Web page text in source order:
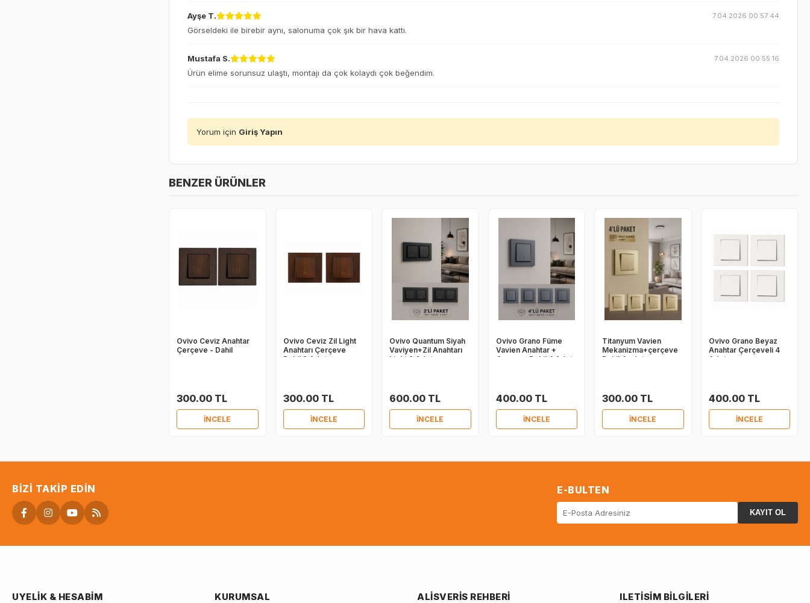
Ayşe T. 7.04.2026 00:57:44
Görseldeki ile birebir aynı, salonuma çok şık bir hava kattı.
Mustafa S. 7.04.2026 00:55:16
Ürün elime sorunsuz ulaştı, montajı da çok kolaydı çok beğendim.
Yorum için Giriş Yapın
BENZER ÜRÜNLER
Ovivo Ceviz Anahtar
Çerçeve - Dahil
300.00 TL
İNCELE
Ovivo Ceviz Zil Light
Anahtarı Çerçeve
Dahil 2 Adet
300.00 TL
İNCELE
Ovivo Quantum Siyah
Vaviyen+Zil Anahtarı
Light 2 Adet
600.00 TL
İNCELE
Ovivo Grano Füme
Vavien Anahtar +
Çerçeve Dahil 4 Adet
400.00 TL
İNCELE
Titanyum Vavien
Mekanizma+çerçeve
Dahil 4 adet
300.00 TL
İNCELE
Ovivo Grano Beyaz
Anahtar Çerçeveli 4
Adet
400.00 TL
İNCELE
BIZI TAKIP EDIN E-BULTEN
KAYIT OL
UYELIK & HESABIM KURUMSAL ALISVERIS REHBERI ILETISIM BILGILERI